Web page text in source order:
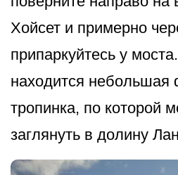
Хойсет и примерно
припаркуйтесь у
находится небольшая
тропинка, по которой
заглянуть в долину